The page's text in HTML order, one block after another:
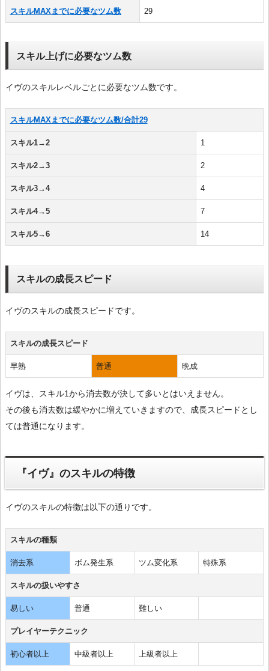
スキルMAXまでに必要なツム数 29
スキル上げに必要なツム数
イヴのスキルレベルごとに必要なツム数です。
スキルMAXまでに必要なツム数/合計29
スキル1→2 1
スキル2→3 2
スキル3→4 4
スキル4→5 7
スキル5→6 14
スキルの成長スピード
イヴのスキルの成長スピードです。
スキルの成長スピード
早熟 普通 晩成
イヴは、スキル1から消去数が決して多いとはいえません。
その後も消去数は緩やかに増えていきますので、成長スピードとし
ては普通になります。
『イヴ』のスキルの特徴
イヴのスキルの特徴は以下の通りです。
スキルの種類
消去系 ボム発生系 ツム変化系 特殊系
スキルの扱いやすさ
易しい 普通 難しい
プレイヤーテクニック
初心者以上 中級者以上 上級者以上